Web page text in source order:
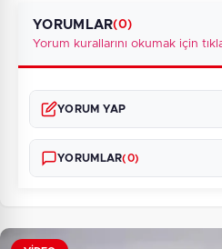
YORUMLAR(0)
Yorum kurallarını okumak için
YORUM YAP
YORUMLAR(0)